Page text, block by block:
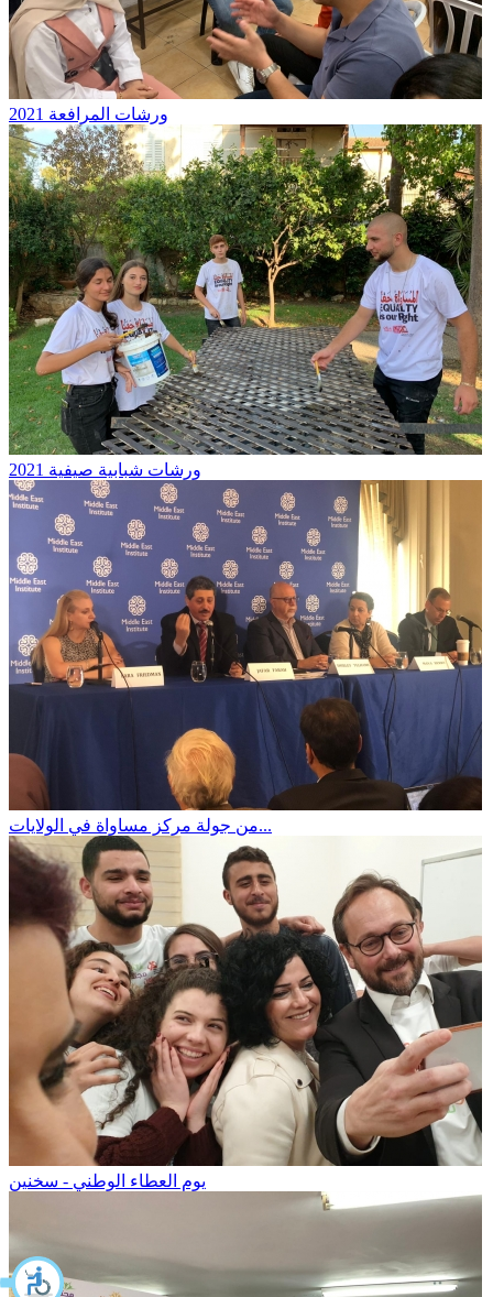
ورشات المرافعة 2021
ورشات شبابية صيفية 2021
من جولة مركز مساواة في الولايات...
يوم العطاء الوطني - سخنين